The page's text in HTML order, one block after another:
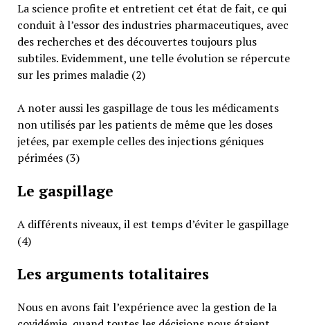
La science profite et entretient cet état de fait, ce qui
conduit à l’essor des industries pharmaceutiques, avec
des recherches et des découvertes toujours plus
subtiles. Evidemment, une telle évolution se répercute
sur les primes maladie (2)
A noter aussi les gaspillage de tous les médicaments
non utilisés par les patients de même que les doses
jetées, par exemple celles des injections géniques
périmées (3)
Le gaspillage
A différents niveaux, il est temps d’éviter le gaspillage
(4)
Les arguments totalitaires
Nous en avons fait l’expérience avec la gestion de la